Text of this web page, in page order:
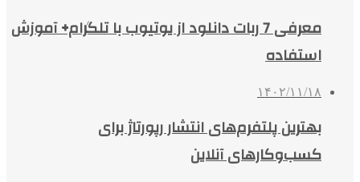
معرفی 7 ربات دانلود از یوتیوب با تلگرام+ آموزش
استفاده
۱۴۰۲/۱۱/۱۸
بهترین پلتفرم‌های انتشار رپورتاژ برای
کسب‌وکارهای آنلاین